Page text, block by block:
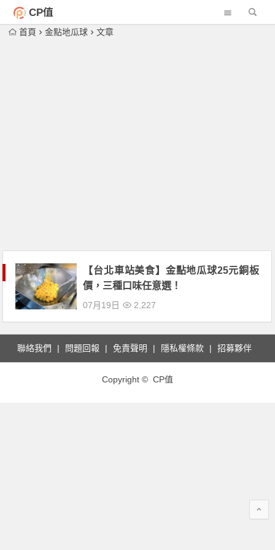
CP值
首頁 金點地瓜球 文章
【台北車站美食】金點地瓜球25元銅板
價，三種口味任意選！
07月19日 2,227
聯絡我們 問題回報 免責聲明 隱私權條款 招募夥伴
Copyright © CP值